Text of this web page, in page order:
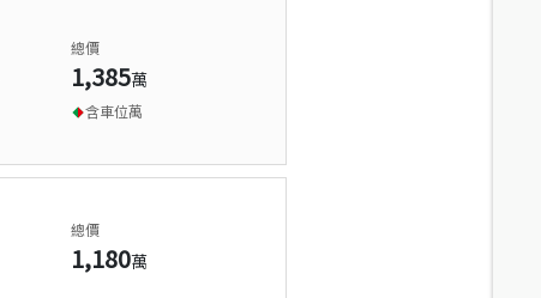
總價
1,385萬
含車位萬
總價
1,180萬